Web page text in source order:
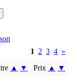
1 2 3 4 »
▲ ▼ Prix ▲ ▼